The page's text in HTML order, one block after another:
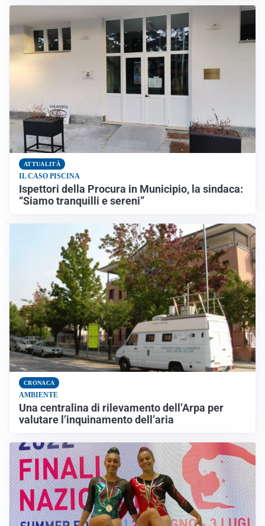
ATTUALITÀ
IL CASO PISCINA
Ispettori della Procura in Municipio, la sindaca:
“Siamo tranquilli e sereni”
CRONACA
AMBIENTE
Una centralina di rilevamento dell’Arpa per
valutare l’inquinamento dell’aria